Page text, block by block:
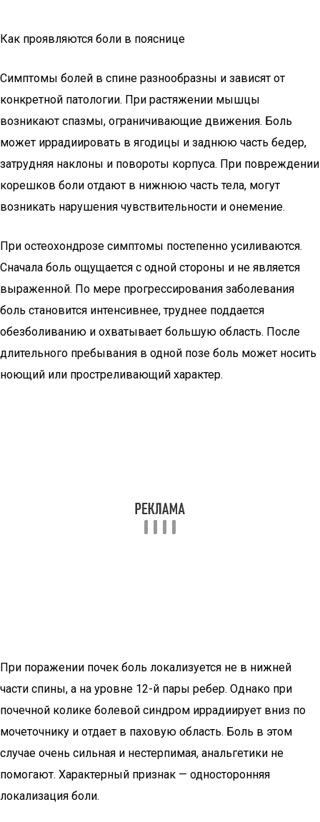
Как проявляются боли в пояснице
Симптомы болей в спине разнообразны и зависят от
конкретной патологии. При растяжении мышцы
возникают спазмы, ограничивающие движения. Боль
может иррадиировать в ягодицы и заднюю часть бедер,
затрудняя наклоны и повороты корпуса. При повреждении
корешков боли отдают в нижнюю часть тела, могут
возникать нарушения чувствительности и онемение.
При остеохондрозе симптомы постепенно усиливаются.
Сначала боль ощущается с одной стороны и не является
выраженной. По мере прогрессирования заболевания
боль становится интенсивнее, труднее поддается
обезболиванию и охватывает большую область. После
длительного пребывания в одной позе боль может носить
ноющий или простреливающий характер.
При поражении почек боль локализуется не в нижней
части спины, а на уровне 12-й пары ребер. Однако при
почечной колике болевой синдром иррадиирует вниз по
мочеточнику и отдает в паховую область. Боль в этом
случае очень сильная и нестерпимая, анальгетики не
помогают. Характерный признак — односторонняя
локализация боли.